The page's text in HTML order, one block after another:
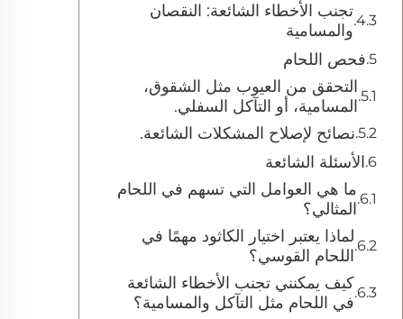
تجنب الأخطاء الشائعة: النقصان
والمسامية
فحص اللحام
التحقق من العيوب مثل الشقوق،
المسامية، أو التآكل السفلي.
نصائح لإصلاح المشكلات الشائعة.
الأسئلة الشائعة
ما هي العوامل التي تسهم في اللحام
المثالي؟
لماذا يعتبر اختيار الكاثود مهمًا في
اللحام القوسي؟
كيف يمكنني تجنب الأخطاء الشائعة
في اللحام مثل التآكل والمسامية؟